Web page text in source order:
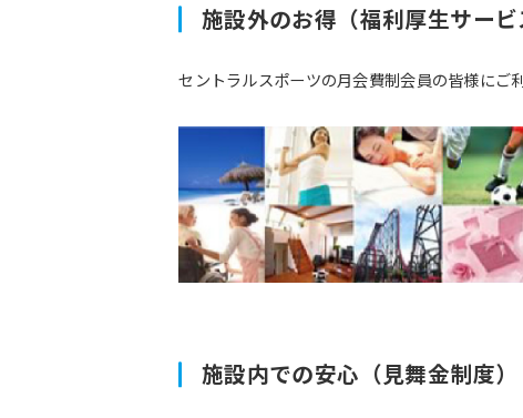
施設外のお得（福利厚生サービ
セントラルスポーツの月会費制会員の皆様にご
施設内での安心（見舞金制度）